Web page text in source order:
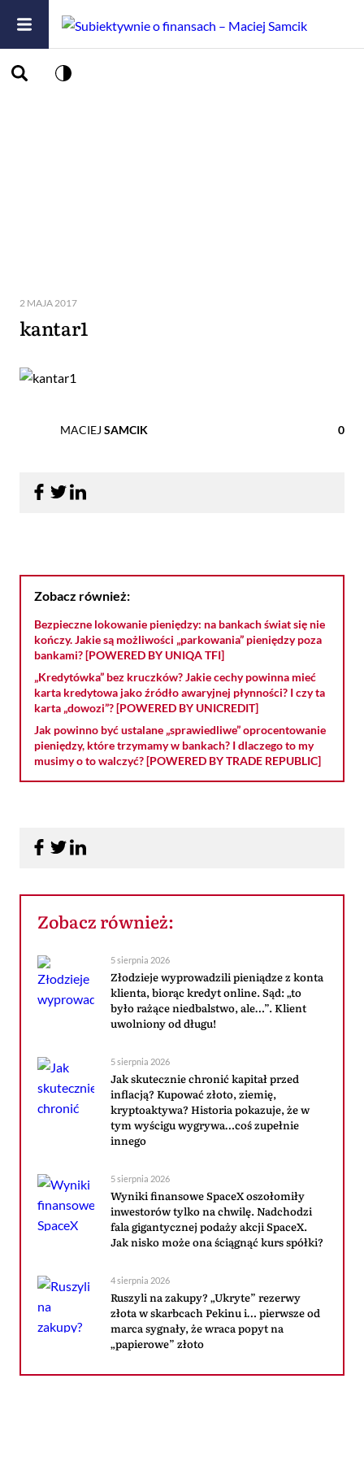
2 MAJA 2017
kantar1
MACIEJ SAMCIK 0
Zobacz również:
Bezpieczne lokowanie pieniędzy: na bankach świat się nie
kończy. Jakie są możliwości „parkowania” pieniędzy poza
bankami? [POWERED BY UNIQA TFI]
„Kredytówka” bez kruczków? Jakie cechy powinna mieć
karta kredytowa jako źródło awaryjnej płynności? I czy ta
karta „dowozi”? [POWERED BY UNICREDIT]
Jak powinno być ustalane „sprawiedliwe” oprocentowanie
pieniędzy, które trzymamy w bankach? I dlaczego to my
musimy o to walczyć? [POWERED BY TRADE REPUBLIC]
Zobacz również:
5 sierpnia 2026
Złodzieje wyprowadzili pieniądze z konta
klienta, biorąc kredyt online. Sąd: „to
było rażące niedbalstwo, ale…”. Klient
uwolniony od długu!
5 sierpnia 2026
Jak skutecznie chronić kapitał przed
inflacją? Kupować złoto, ziemię,
kryptoaktywa? Historia pokazuje, że w
tym wyścigu wygrywa…coś zupełnie
innego
5 sierpnia 2026
Wyniki finansowe SpaceX oszołomiły
inwestorów tylko na chwilę. Nadchodzi
fala gigantycznej podaży akcji SpaceX.
Jak nisko może ona ściągnąć kurs spółki?
4 sierpnia 2026
Ruszyli na zakupy? „Ukryte” rezerwy
złota w skarbcach Pekinu i… pierwsze od
marca sygnały, że wraca popyt na
„papierowe” złoto